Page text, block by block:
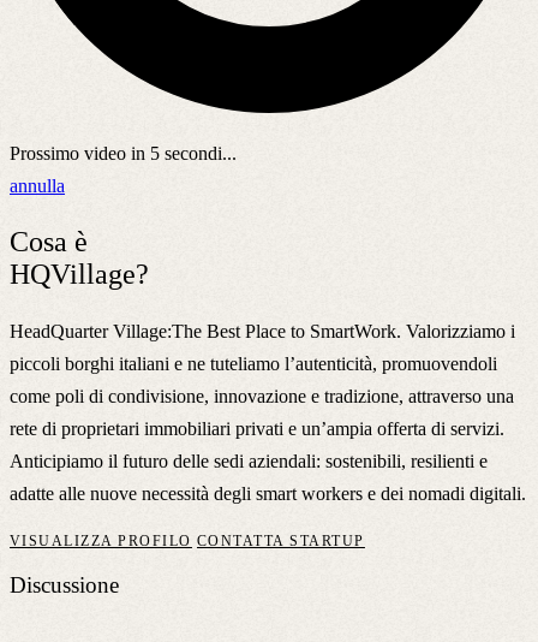
Prossimo video in 5 secondi...
annulla
Cosa è
HQVillage?
HeadQuarter Village:The Best Place to SmartWork. Valorizziamo i
piccoli borghi italiani e ne tuteliamo l’autenticità, promuovendoli
come poli di condivisione, innovazione e tradizione, attraverso una
rete di proprietari immobiliari privati e un’ampia offerta di servizi.
Anticipiamo il futuro delle sedi aziendali: sostenibili, resilienti e
adatte alle nuove necessità degli smart workers e dei nomadi digitali.
VISUALIZZA PROFILO CONTATTA STARTUP
Discussione